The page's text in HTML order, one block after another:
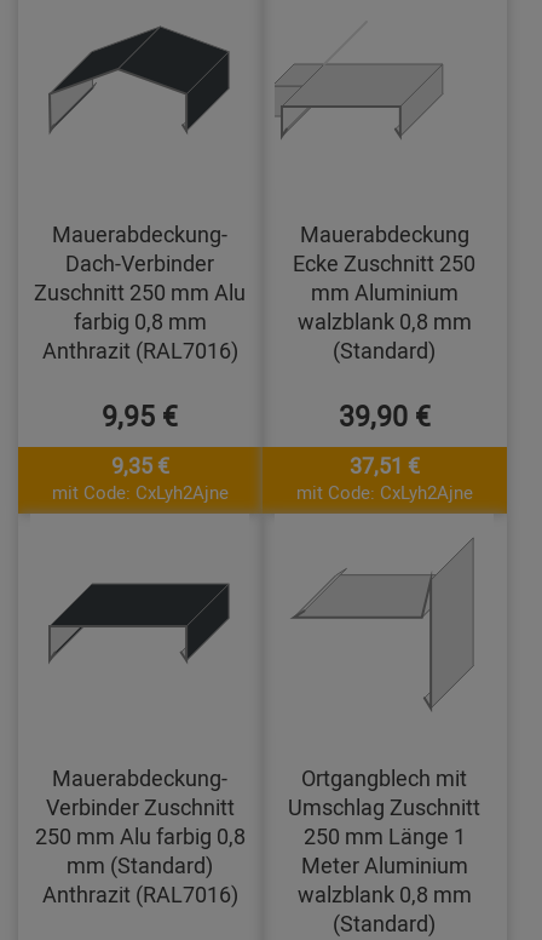
Mauerabdeckung-
Dach-Verbinder
Zuschnitt 250 mm Alu
farbig 0,8 mm
Anthrazit (RAL7016)
9,95 €
9,35 €
mit Code: CxLyh2Ajne
Mauerabdeckung
Ecke Zuschnitt 250
mm Aluminium
walzblank 0,8 mm
(Standard)
39,90 €
37,51 €
mit Code: CxLyh2Ajne
Mauerabdeckung-
Verbinder Zuschnitt
250 mm Alu farbig 0,8
mm (Standard)
Anthrazit (RAL7016)
Ortgangblech mit
Umschlag Zuschnitt
250 mm Länge 1
Meter Aluminium
walzblank 0,8 mm
(Standard)